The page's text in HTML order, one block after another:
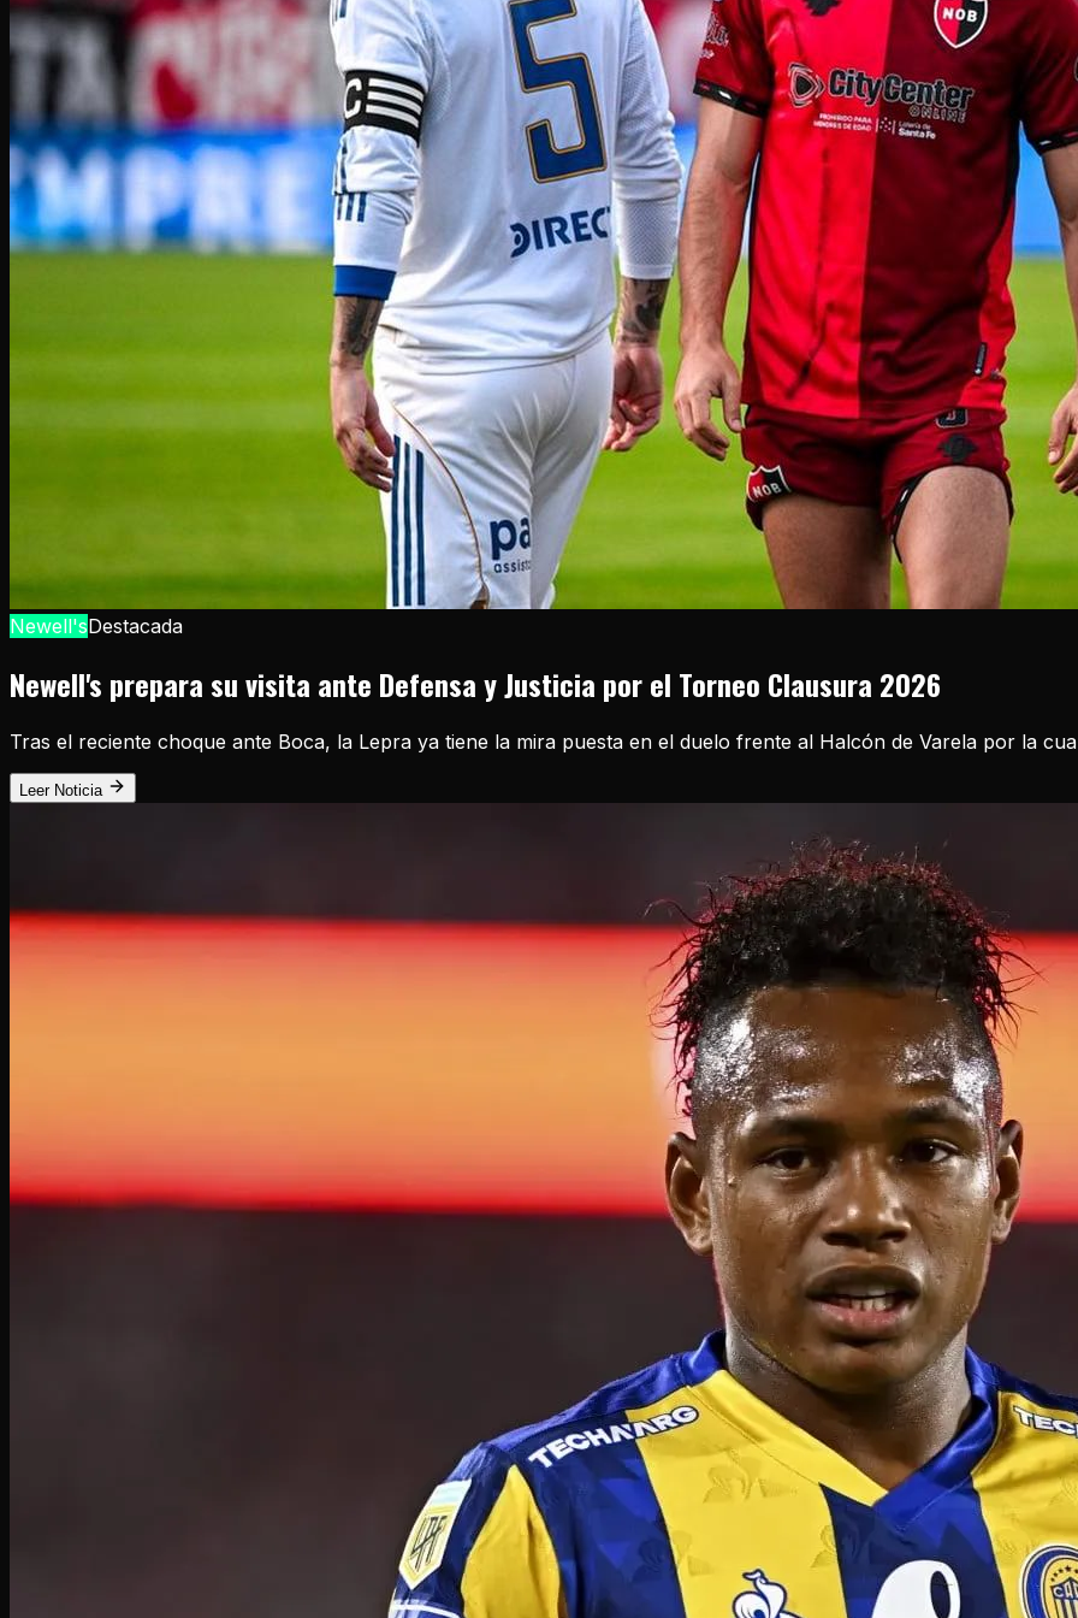
Newell'sDestacada
Newell's prepara su visita ante Defensa y Justicia por el Torneo Clausura 2026
Tras el reciente choque ante Boca, la Lepra ya tiene la mira puesta en el duelo frente al Halcón de Varela por la
Leer Noticia